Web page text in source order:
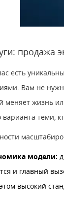
продажа
есть
Вам не
меняет жизнь
варианта теми,
модели:
и главный
высокий